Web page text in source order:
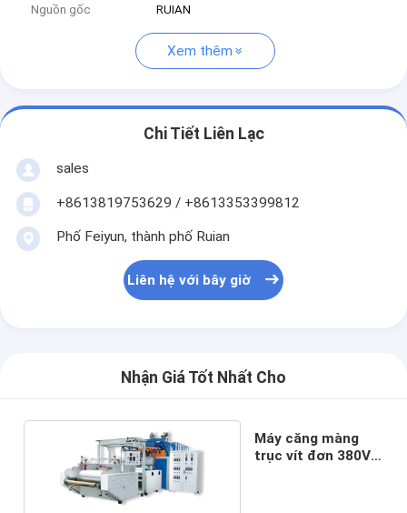
Nguồn gốc
RUIAN
Xem thêm
Chi Tiết Liên Lạc
sales
+8613819753629 / +8613353399812
Phố Feiyun, thành phố Ruian
Liên hệ với bây giờ
Nhận Giá Tốt Nhất Cho
Máy căng màng
trục vít đơn 380V